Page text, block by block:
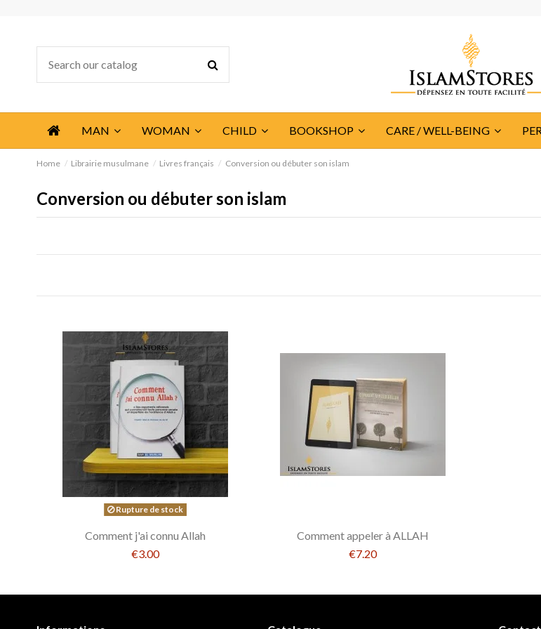
MAN WOMAN CHILD BOOKSHOP CARE / WELL-BEING
Home Librairie musulmane Livres français Conversion ou débuter son islam
Conversion ou débuter son islam
Rupture de stock
Comment j'ai connu Allah
€3.00
Comment appeler à ALLAH
€7.20